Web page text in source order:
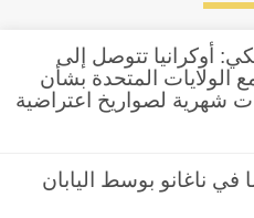
أوكرانيا تتوصل إلى
الولايات المتحدة بشأن
شهرية لصواريخ اعتراضية
بـ390 شخصا في ناغانو بوسط اليابان